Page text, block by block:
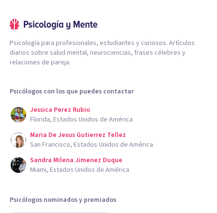
Psicología para profesionales, estudiantes y curiosos. Artículos
diarios sobre salud mental, neurociencias, frases célebres y
relaciones de pareja.
Psicólogos con los que puedes contactar
Jessica Perez Rubio
Florida, Estados Unidos de América
Maria De Jesus Gutierrez Tellez
San Francisco, Estados Unidos de América
Sandra Milena Jimenez Duque
Miami, Estados Unidos de América
Psicólogos nominados y premiados